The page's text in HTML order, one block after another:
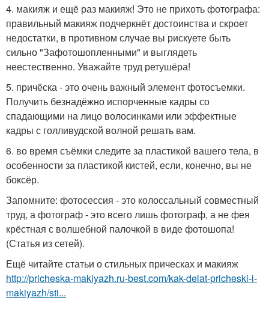
4. макияж и ещё раз макияж! Это не прихоть фотографа:
правильный макияж подчеркнёт достоинства и скроет
недостатки, в противном случае вы рискуете быть
сильно "Зафотошопленными" и выглядеть
неестественно. Уважайте труд ретушёра!
5. причёска - это очень важный элемент фотосъемки.
Получить безнадёжно испорченные кадры со
спадающими на лицо волосинками или эффектные
кадры с голливудской волной решать вам.
6. во время съёмки следите за пластикой вашего тела, в
особенности за пластикой кистей, если, конечно, вы не
боксёр.
Запомните: фотосессия - это колоссальный совместный
труд, а фотограф - это всего лишь фотограф, а не фея
крёстная с волшебной палочкой в виде фотошопа!
(Статья из сетей).
Ещё читайте статьи о стильных прическах и макияж
http://pricheska-makiyazh.ru-best.com/kak-delat-pricheski-i-
makiyazh/sti...